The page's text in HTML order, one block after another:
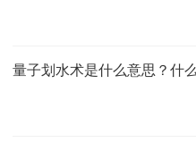
量子划水术是什么意思？什